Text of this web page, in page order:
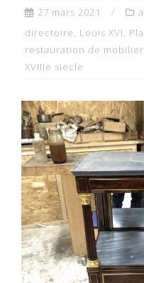
27 mars 2021
directoire, Louis XVI,
restauration de mobilier
XVIIIe siecle